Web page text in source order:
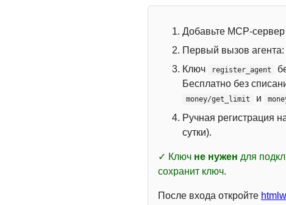
Добавьте MCP-сервер
Первый вызов агента:
Ключ
register_agent
Бесплатно без
money/get_limit и
Ручная регистрация
сутки).
✓ Ключ не нужен для
сохранит ключ.
После входа откройте